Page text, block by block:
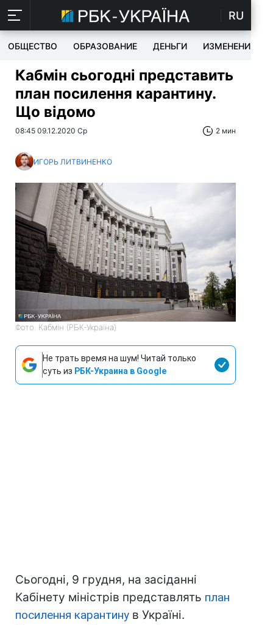
RU
ОБЩЕСТВО ОБРАЗОВАНИЕ ДЕНЬГИ ИЗМЕНЕНИЯ
Кабмін сьогодні представить
план посилення карантину.
Що відомо
08:45 09.12.2020 Ср 2 мин
ИГОРЬ ЛИТВИНЕНКО
Фото: Кабмін (РБК-Україна)
Не трать время на шум! Читай только
суть из РБК-Украина в Google
Сьогодні, 9 грудня, на засіданні
Кабінету міністрів представлять план
посилення карантину в Україні.